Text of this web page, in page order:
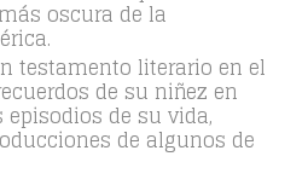
oscura de la
testamento literario en el
de su niñez en
de su vida,
de algunos de